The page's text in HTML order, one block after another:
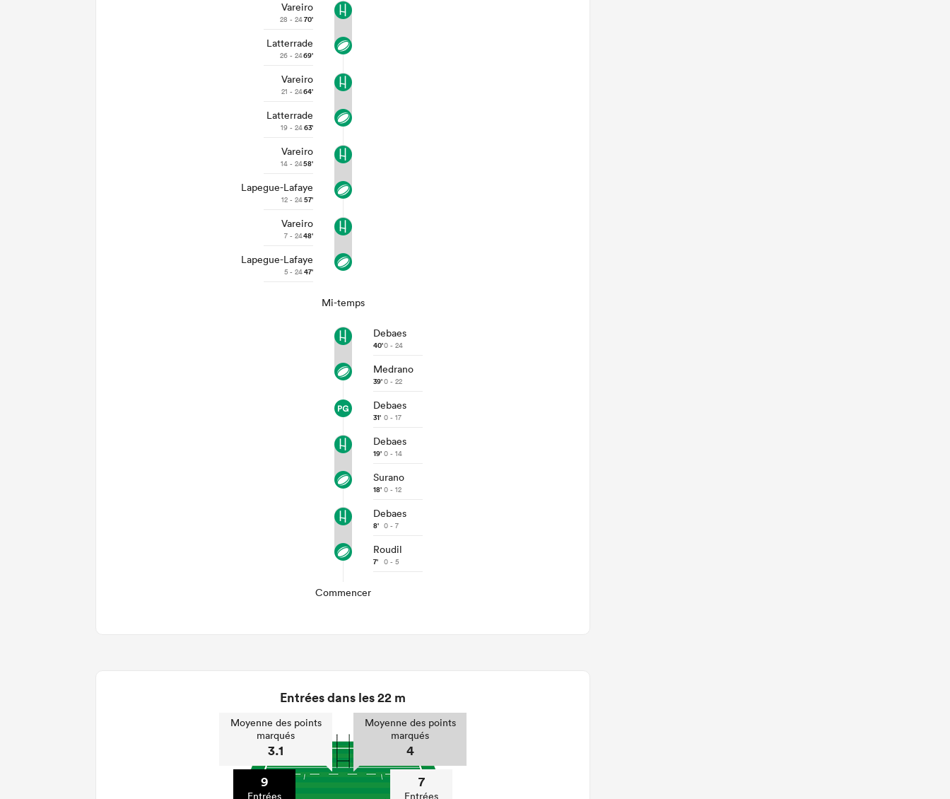
Vareiro
28 - 2470'
Latterrade
26 - 2469'
Vareiro
21 - 2464'
Latterrade
19 - 2463'
Vareiro
14 - 2458'
Lapegue-Lafaye
12 - 2457'
Vareiro
7 - 2448'
Lapegue-Lafaye
5 - 2447'
Mi-temps
Debaes
40'0 - 24
Medrano
39'0 - 22
Debaes
31' 0 - 17
Debaes
19' 0 - 14
Surano
18' 0 - 12
Debaes
8' 0 - 7
Roudil
7' 0 - 5
Commencer
Entrées dans les 22 m
Moyenne des points
marqués
3.1
9
Entrées
Moyenne des points
marqués
4
7
Entrées